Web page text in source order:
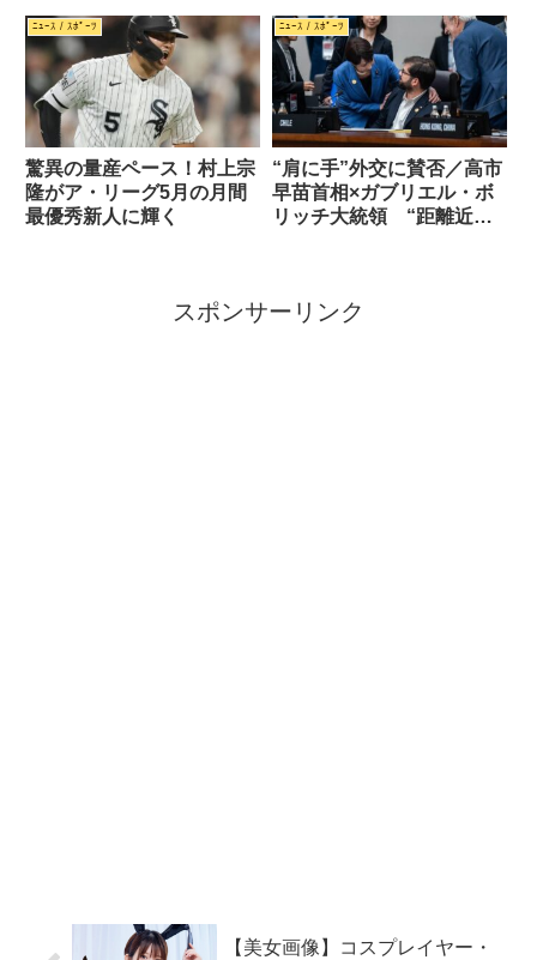
ﾆｭｰｽ / ｽﾎﾟｰﾂ
驚異の量産ペース！村上宗
隆がア・リーグ5月の月間
最優秀新人に輝く
ﾆｭｰｽ / ｽﾎﾟｰﾂ
“肩に手”外交に賛否／高市
早苗首相×ガブリエル・ボ
リッチ大統領 “距離近す
スポンサーリンク
【美女画像】コスプレイヤー・